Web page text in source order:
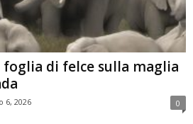
di felce sulla maglia
6, 2026 0